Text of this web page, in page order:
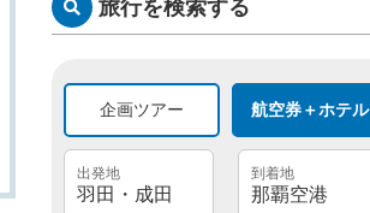
旅行を検索する
企画ツアー 航空券＋ホテル